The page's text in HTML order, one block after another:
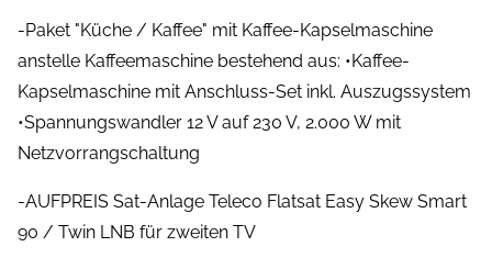
-Paket "Küche / Kaffee" mit Kaffee-Kapselmaschine
anstelle Kaffeemaschine bestehend aus: •Kaffee-
Kapselmaschine mit Anschluss-Set inkl. Auszugssystem
•Spannungswandler 12 V auf 230 V, 2.000 W mit
Netzvorrangschaltung
-AUFPREIS Sat-Anlage Teleco Flatsat Easy Skew Smart
90 / Twin LNB für zweiten TV